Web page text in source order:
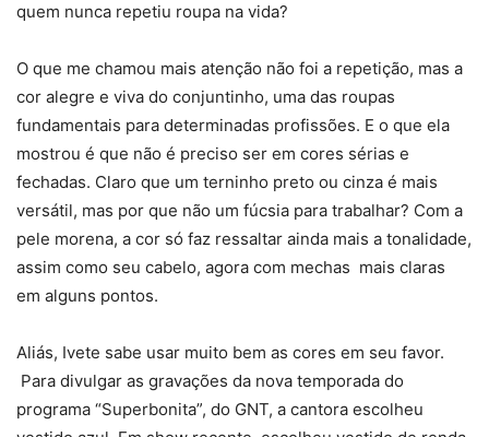
quem nunca repetiu roupa na vida?
O que me chamou mais atenção não foi a repetição, mas a
cor alegre e viva do conjuntinho, uma das roupas
fundamentais para determinadas profissões. E o que ela
mostrou é que não é preciso ser em cores sérias e
fechadas. Claro que um terninho preto ou cinza é mais
versátil, mas por que não um fúcsia para trabalhar? Com a
pele morena, a cor só faz ressaltar ainda mais a tonalidade,
assim como seu cabelo, agora com mechas mais claras
em alguns pontos.
Aliás, Ivete sabe usar muito bem as cores em seu favor.
Para divulgar as gravações da nova temporada do
programa “Superbonita”, do GNT, a cantora escolheu